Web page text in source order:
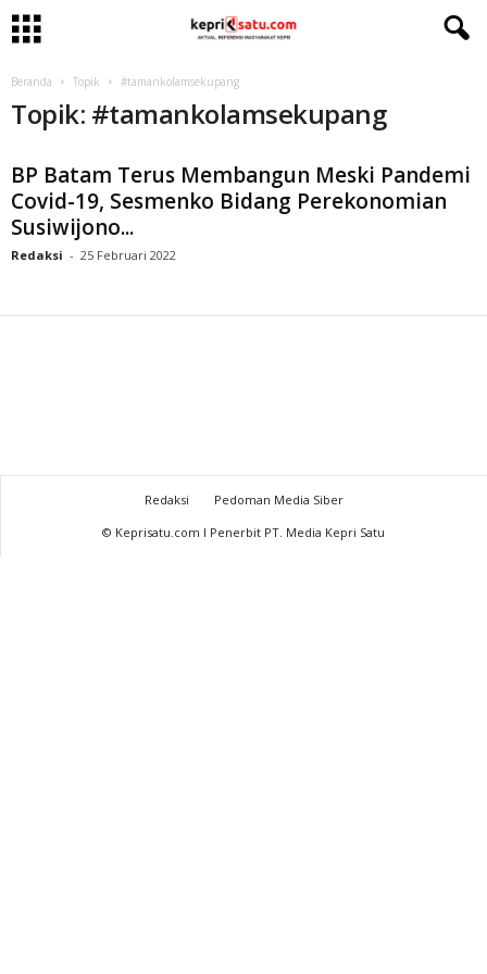
Beranda Topik #tamankolamsekupang
Topik: #tamankolamsekupang
BP Batam Terus Membangun Meski Pandemi
Covid-19, Sesmenko Bidang Perekonomian
Susiwijono...
Redaksi - 25 Februari 2022
Redaksi
Pedoman Media Siber
© Keprisatu.com I Penerbit PT. Media Kepri Satu